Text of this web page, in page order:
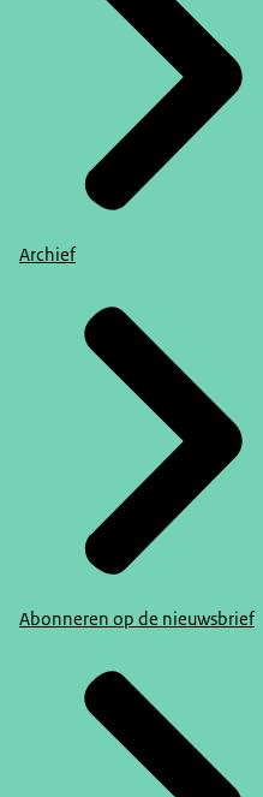
Archief
Abonneren op de nieuwsbrief